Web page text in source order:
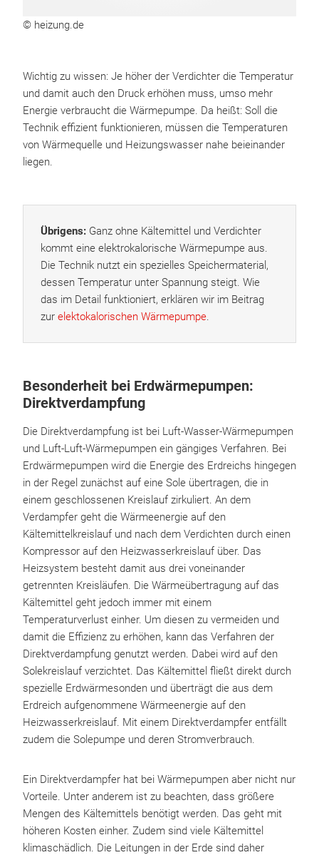
© heizung.de
Wichtig zu wissen: Je höher der Verdichter die Temperatur
und damit auch den Druck erhöhen muss, umso mehr
Energie verbraucht die Wärmepumpe. Da heißt: Soll die
Technik effizient funktionieren, müssen die Temperaturen
von Wärmequelle und Heizungswasser nahe beieinander
liegen.
Übrigens: Ganz ohne Kältemittel und Verdichter
kommt eine elektrokalorische Wärmepumpe aus.
Die Technik nutzt ein spezielles Speichermaterial,
dessen Temperatur unter Spannung steigt. Wie
das im Detail funktioniert, erklären wir im Beitrag
zur elektokalorischen Wärmepumpe.
Besonderheit bei Erdwärmepumpen:
Direktverdampfung
Die Direktverdampfung ist bei Luft-Wasser-Wärmepumpen
und Luft-Luft-Wärmepumpen ein gängiges Verfahren. Bei
Erdwärmepumpen wird die Energie des Erdreichs hingegen
in der Regel zunächst auf eine Sole übertragen, die in
einem geschlossenen Kreislauf zirkuliert. An dem
Verdampfer geht die Wärmeenergie auf den
Kältemittelkreislauf und nach dem Verdichten durch einen
Kompressor auf den Heizwasserkreislauf über. Das
Heizsystem besteht damit aus drei voneinander
getrennten Kreisläufen. Die Wärmeübertragung auf das
Kältemittel geht jedoch immer mit einem
Temperaturverlust einher. Um diesen zu vermeiden und
damit die Effizienz zu erhöhen, kann das Verfahren der
Direktverdampfung genutzt werden. Dabei wird auf den
Solekreislauf verzichtet. Das Kältemittel fließt direkt durch
spezielle Erdwärmesonden und überträgt die aus dem
Erdreich aufgenommene Wärmeenergie auf den
Heizwasserkreislauf. Mit einem Direktverdampfer entfällt
zudem die Solepumpe und deren Stromverbrauch.
Ein Direktverdampfer hat bei Wärmepumpen aber nicht nur
Vorteile. Unter anderem ist zu beachten, dass größere
Mengen des Kältemittels benötigt werden. Das geht mit
höheren Kosten einher. Zudem sind viele Kältemittel
klimaschädlich. Die Leitungen in der Erde sind daher